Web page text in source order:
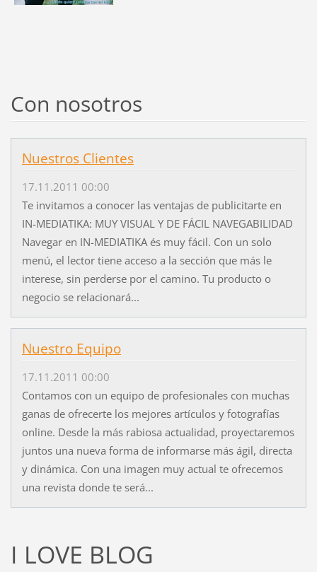
Con nosotros
Nuestros Clientes
17.11.2011 00:00
Te invitamos a conocer las ventajas de publicitarte en
IN-MEDIATIKA: MUY VISUAL Y DE FÁCIL NAVEGABILIDAD
Navegar en IN-MEDIATIKA és muy fácil. Con un solo
menú, el lector tiene acceso a la sección que más le
interese, sin perderse por el camino. Tu producto o
negocio se relacionará...
Nuestro Equipo
17.11.2011 00:00
Contamos con un equipo de profesionales con muchas
ganas de ofrecerte los mejores artículos y fotografías
online. Desde la más rabiosa actualidad, proyectaremos
juntos una nueva forma de informarse más ágil, directa
y dinámica. Con una imagen muy actual te ofrecemos
una revista donde te será...
I LOVE BLOG